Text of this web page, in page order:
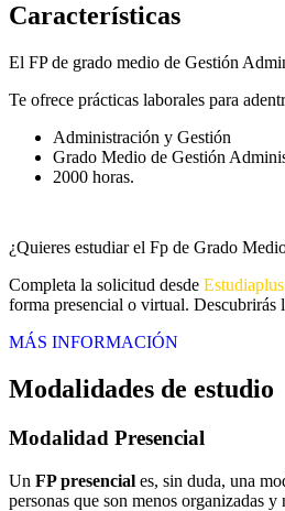
Características
El FP de grado medio de Gestión
Te ofrece prácticas laborales para
Administración y Gestión
Grado Medio de Gestión
2000 horas.
¿Quieres estudiar el Fp de Grado
Completa la solicitud desde
forma presencial o virtual. Descubrirás
MÁS INFORMACIÓN
Modalidades de estudio
Modalidad Presencial
Un FP presencial es, sin duda, una
personas que son menos organizadas